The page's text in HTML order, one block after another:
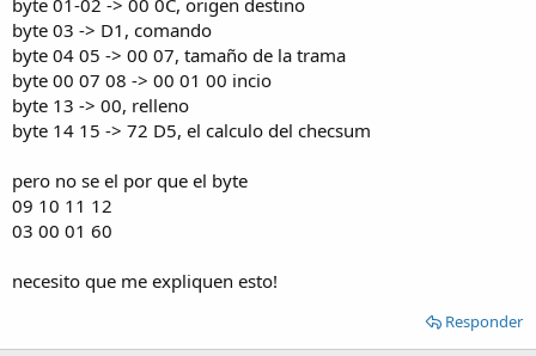
byte 01-02 -> 00 0C, origen destino
byte 03 -> D1, comando
byte 04 05 -> 00 07, tamaño de la trama
byte 00 07 08 -> 00 01 00 incio
byte 13 -> 00, relleno
byte 14 15 -> 72 D5, el calculo del checsum
pero no se el por que el byte
09 10 11 12
03 00 01 60
necesito que me expliquen esto!
Responder